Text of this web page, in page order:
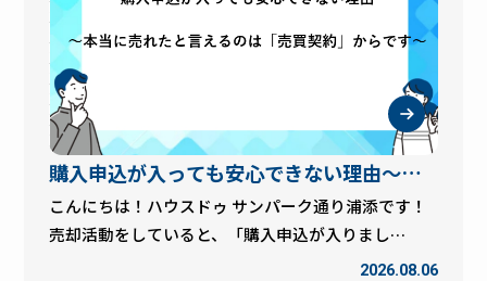
購入申込が入っても安心できない理由～本
当に売れたと言えるのは「売買契約」から
です～
こんにちは！ハウスドゥ サンパーク通り浦添です！
売却活動をしていると、「購入申込が入りまし
た！」というご連絡を受けることがあります。 この2026.08.06